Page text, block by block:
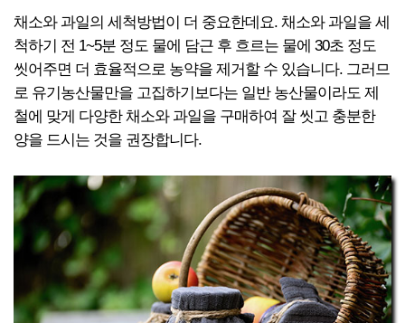
채소와 과일의 세척방법이 더 중요한데요. 채소와 과일을 세
척하기 전 1~5분 정도 물에 담근 후 흐르는 물에 30초 정도
씻어주면 더 효율적으로 농약을 제거할 수 있습니다. 그러므
로 유기농산물만을 고집하기보다는 일반 농산물이라도 제
철에 맞게 다양한 채소와 과일을 구매하여 잘 씻고 충분한
양을 드시는 것을 권장합니다.